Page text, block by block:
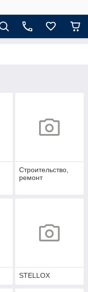
Строительство,
ремонт
STELLOX